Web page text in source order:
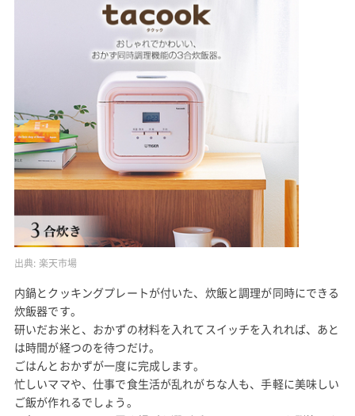
出典: 楽天市場
内鍋とクッキングプレートが付いた、炊飯と調理が同時にできる
炊飯器です。
研いだお米と、おかずの材料を入れてスイッチを入れれば、あと
は時間が経つのを待つだけ。
ごはんとおかずが一度に完成します。
忙しいママや、仕事で食生活が乱れがちな人も、手軽に美味しい
ご飯が作れるでしょう。